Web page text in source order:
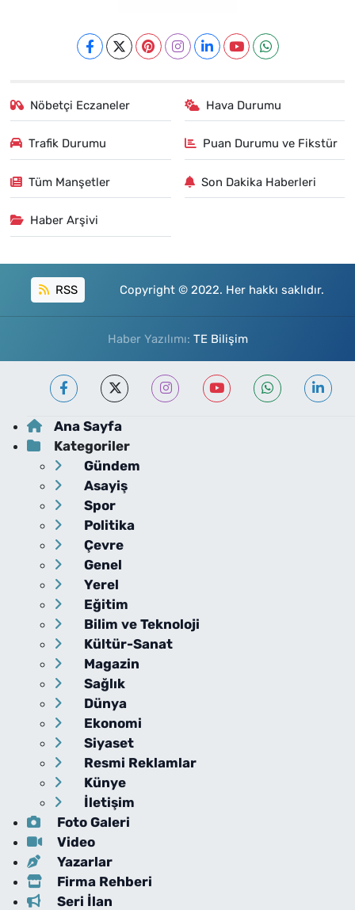
Nöbetçi Eczaneler Hava Durumu
Trafik Durumu Puan Durumu ve Fikstür
Tüm Manşetler Son Dakika Haberleri
Haber Arşivi
RSS Copyright © 2022. Her hakkı saklıdır.
Haber Yazılımı: TE Bilişim
Ana Sayfa
Kategoriler
Gündem
Asayiş
Spor
Politika
Çevre
Genel
Yerel
Eğitim
Bilim ve Teknoloji
Kültür-Sanat
Magazin
Sağlık
Dünya
Ekonomi
Siyaset
Resmi Reklamlar
Künye
İletişim
Foto Galeri
Video
Yazarlar
Firma Rehberi
Seri İlan